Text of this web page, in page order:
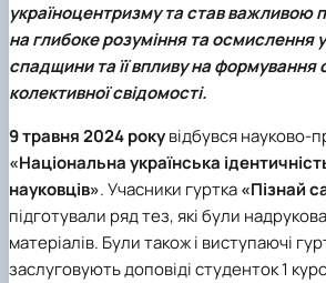
Іноземні мови
Працевлаштування
Їдальні та буфети
Студентські квитки
Центр вивчення мов
Психологічна
Інклюзивне
Рада молодих
Наукові школи
Стартап школа
Методичні
Форми документів
Патентно-ліцензійна
ЦКНО
садово-паркове
медицина»
Обладнання НУБіП
Біоетична комісія
Наукові видання
Досліднику та
Звіт про проведення
Наукові журнали
Пам'ятка про
заходів
Порядок планування
проведення НТЗ
Результати науково-
Монографії
Наука для бізнесу
Каталог наукових
«SEB-2025»
Наглядова рада
Рада роботодавців
Благодійний фонд
2020»
Історія університету
Видатні випускники
Звіт ректора
Пам'яті захисників
Пресслужба
Університетський
Вибори ректора
Програма розвитку
ініціатива – 2025»
Доступ до публічної
Державні закупівлі
Офіційна символіка
Антикорупційні заходи
виявлення корупції
Положення про
уповноваженого НУБіП
Національні
Нормативно-правові
Інформаційні
Методичні
Контактна інформація
україноцентризму та став
на глибоке розуміння та осмислення
спадщини та її впливу на формування
колективної свідомості.
9 травня 2024 рокувідбувся науково-
«Національна українська
науковців».Учасники гуртка«Пізнай
підготували ряд тез, які були
матеріалів. Були також і виступаючі
заслуговують доповіді студенток 1